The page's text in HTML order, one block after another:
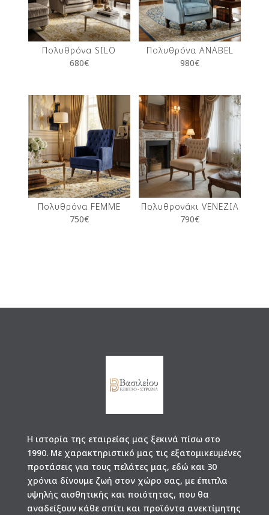
Πολυθρόνα SILO
680€
Πολυθρόνα ANABEL
980€
Πολυθρόνα FEMME
750€
Πολυθρονάκι VENEZIA
790€
Η ιστορία της εταιρείας μας ξεκινά πίσω στο
1990. Με χαρακτηριστικό μας τις εξατομικευμένες
προτάσεις για τους πελάτες μας, εδώ και 30
χρόνια δίνουμε ζωή στον χώρο σας, με έπιπλα
υψηλής αισθητικής και ποιότητας, που θα
αναδείξουν κάθε σπίτι και προϊόντα ανεκτίμητης